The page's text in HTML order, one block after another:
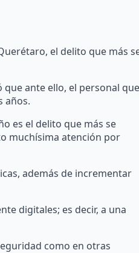
el delito que más
que ante ello, el personal que
años.
es el delito que más se
muchísima atención por
además de incrementar
digitales; es decir, a una
como en otras